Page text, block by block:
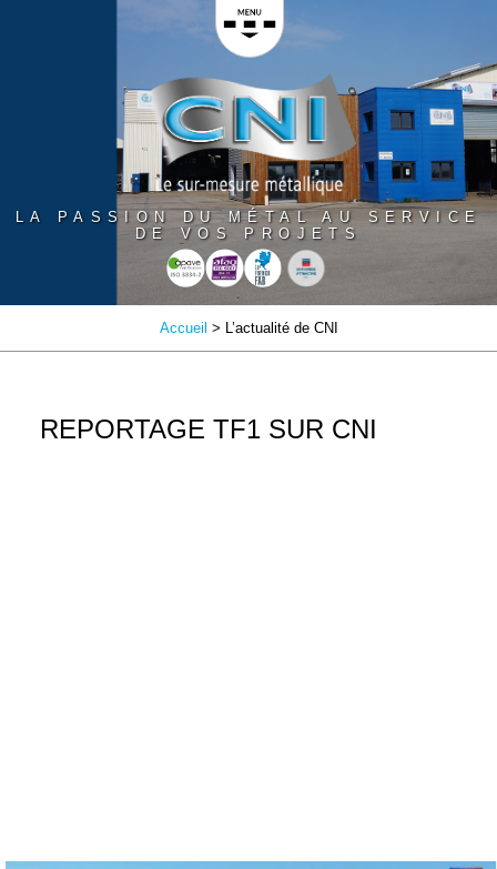
Panneau de gestion des cookies
LA PASSION DU MÉTAL AU SERVICE
DE VOS PROJETS
Accueil > L’actualité de CNI
REPORTAGE TF1 SUR CNI